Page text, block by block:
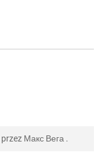
przez Макс Вега .